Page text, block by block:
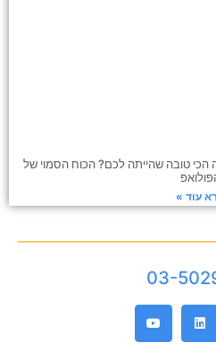
טובה שהייתה לכם? הכוח הסמוי של
עוד »
03-